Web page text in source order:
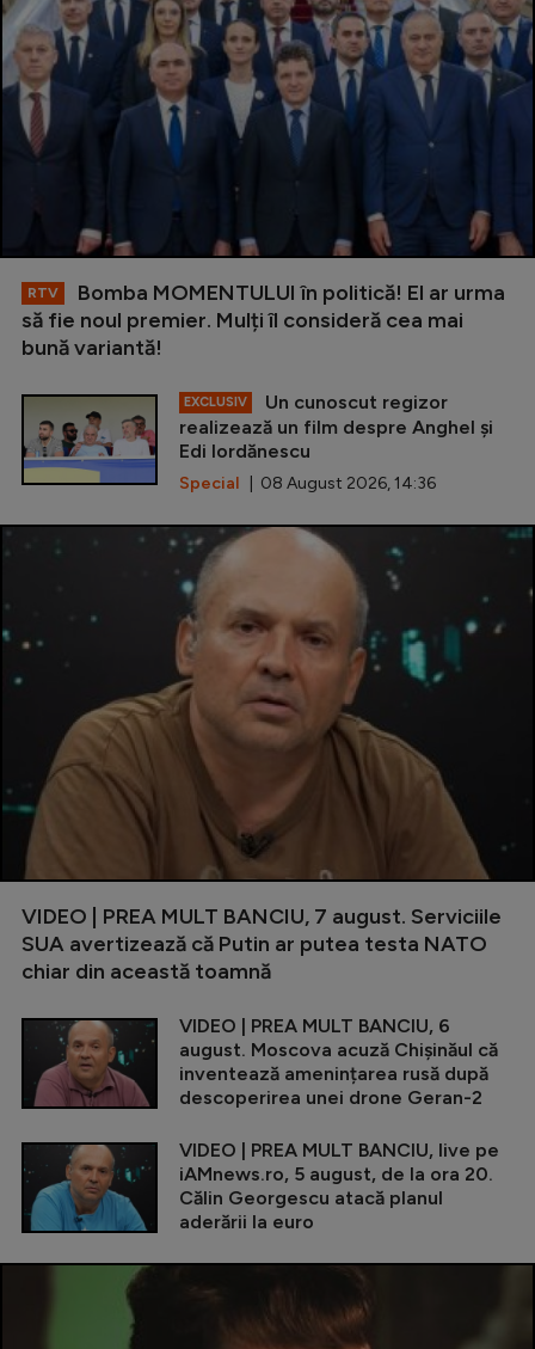
RTV
Bomba MOMENTULUI în politică! El ar urma
să fie noul premier. Mulți îl consideră cea mai
bună variantă!
EXCLUSIV
Un cunoscut regizor
realizează un film despre Anghel și
Edi Iordănescu
Special | 08 August 2026, 14:36
VIDEO | PREA MULT BANCIU, 7 august. Serviciile
SUA avertizează că Putin ar putea testa NATO
chiar din această toamnă
VIDEO | PREA MULT BANCIU, 6
august. Moscova acuză Chișinăul că
inventează amenințarea rusă după
descoperirea unei drone Geran-2
VIDEO | PREA MULT BANCIU, live pe
iAMnews.ro, 5 august, de la ora 20.
Călin Georgescu atacă planul
aderării la euro